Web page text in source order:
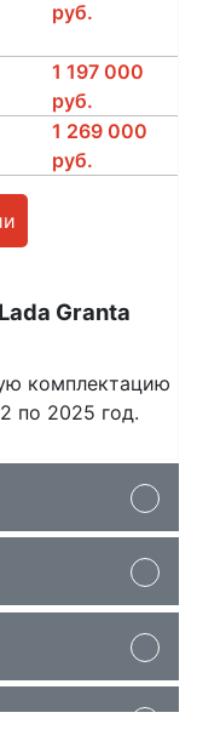
руб.
1 197 000
руб.
1 269 000
руб.
Granta
комплектацию
по 2025 год.